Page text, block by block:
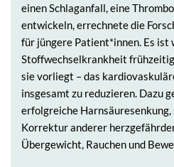
einen Schlaganfall, eine
entwickeln, errechnete die
für jüngere Patient*innen. Es ist
Stoffwechselkrankheit
sie vorliegt – das
insgesamt zu reduzieren. Dazu
erfolgreiche Harnsäuresenkung,
Korrektur anderer
Übergewicht, Rauchen und